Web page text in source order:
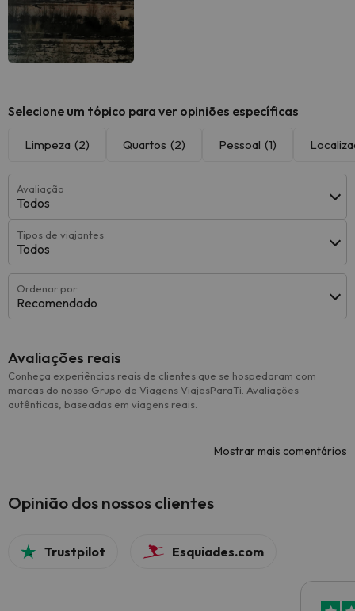
Selecione um tópico para ver opiniões específicas
Limpeza (2) Quartos (2) Pessoal (1)
Avaliação
Todos
Tipos de viajantes
Todos
Ordenar por:
Recomendado
Avaliações reais
Conheça experiências reais de clientes que se hospedaram com
marcas do nosso Grupo de Viagens ViajesParaTi. Avaliações
autênticas, baseadas em viagens reais.
Mostrar mais comentários
Opinião dos nossos clientes
Trustpilot Esquiades.com